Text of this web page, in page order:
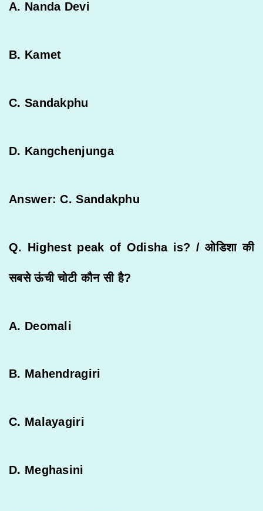
A. Nanda Devi
B. Kamet
C. Sandakphu
D. Kangchenjunga
Answer: C. Sandakphu
Q. Highest peak of Odisha is? /ओडिशा की
सबसे ऊंची चोटी कौन सी है?
A. Deomali
B. Mahendragiri
C. Malayagiri
D. Meghasini